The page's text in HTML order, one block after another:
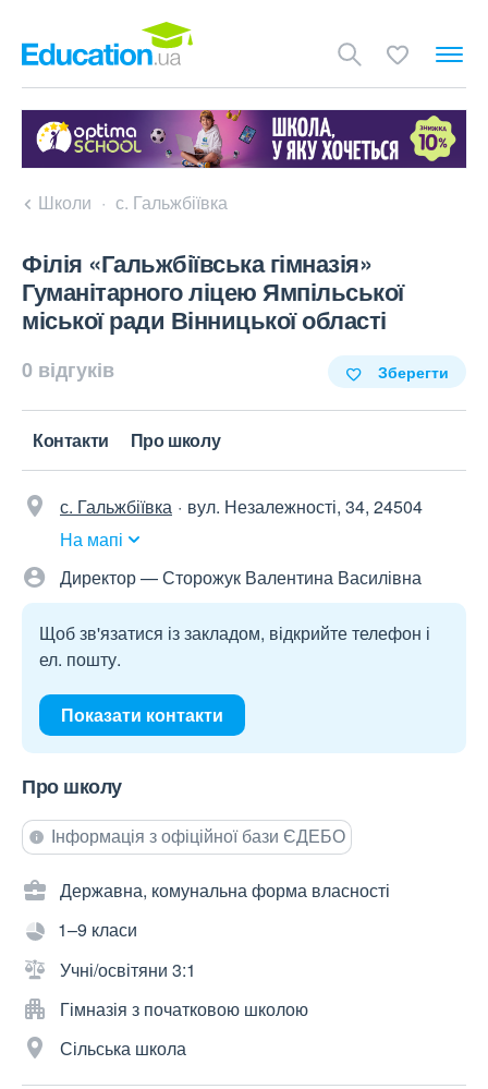
Школи с. Гальжбіївка
Філія «Гальжбіївська гімназія»
Гуманітарного ліцею Ямпільської
міської ради Вінницької області
0 відгуків Зберегти
Контакти Про школу
с. Гальжбіївка
вул. Незалежності, 34, 24504
На мапі
Директор — Сторожук Валентина Василівна
Щоб зв'язатися із закладом, відкрийте телефон і
ел. пошту.
Показати контакти
Про школу
Інформація з офіційної бази ЄДЕБО
Державна, комунальна форма власності
1–9 класи
Учні/освітяни 3:1
Гімназія з початковою школою
Сільська школа